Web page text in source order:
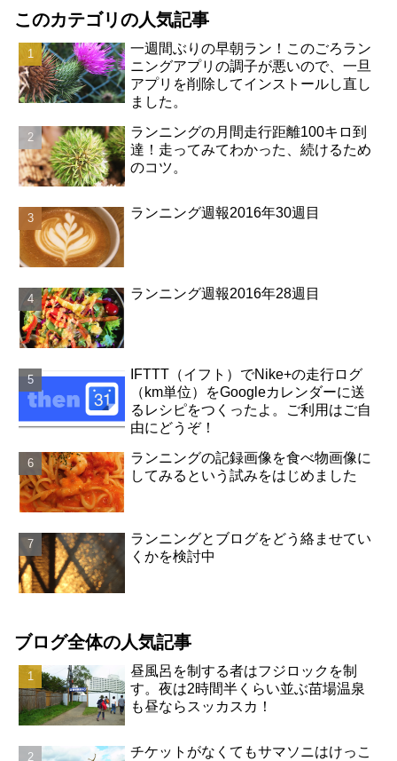
このカテゴリの人気記事
一週間ぶりの早朝ラン！このごろラン
ニングアプリの調子が悪いので、一旦
アプリを削除してインストールし直し
ました。
ランニングの月間走行距離100キロ到
達！走ってみてわかった、続けるため
のコツ。
ランニング週報2016年30週目
ランニング週報2016年28週目
IFTTT（イフト）でNike+の走行ログ
（km単位）をGoogleカレンダーに送
るレシピをつくったよ。ご利用はご自
由にどうぞ！
ランニングの記録画像を食べ物画像に
してみるという試みをはじめました
ランニングとブログをどう絡ませてい
くかを検討中
ブログ全体の人気記事
昼風呂を制する者はフジロックを制
す。夜は2時間半くらい並ぶ苗場温泉
も昼ならスッカスカ！
チケットがなくてもサマソニはけっこ